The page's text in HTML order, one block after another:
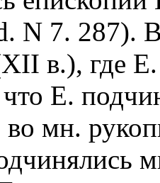
N 7. 287).
в.), где
что Е.
мн.